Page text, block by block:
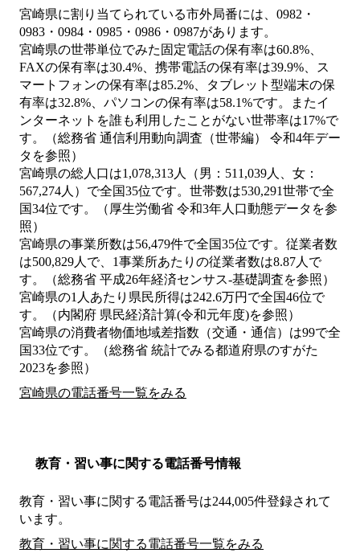
宮崎県に割り当てられている市外局番には、0982・
0983・0984・0985・0986・0987があります。
宮崎県の世帯単位でみた固定電話の保有率は60.8%、
FAXの保有率は30.4%、携帯電話の保有率は39.9%、ス
マートフォンの保有率は85.2%、タブレット型端末の保
有率は32.8%、パソコンの保有率は58.1%です。またイ
ンターネットを誰も利用したことがない世帯率は17%で
す。（総務省 通信利用動向調査（世帯編） 令和4年デー
タを参照）
宮崎県の総人口は1,078,313人（男：511,039人、女：
567,274人）で全国35位です。世帯数は530,291世帯で全
国34位です。（厚生労働省 令和3年人口動態データを参
照）
宮崎県の事業所数は56,479件で全国35位です。従業者数
は500,829人で、1事業所あたりの従業者数は8.87人で
す。（総務省 平成26年経済センサス‐基礎調査を参照）
宮崎県の1人あたり県民所得は242.6万円で全国46位で
す。（内閣府 県民経済計算(令和元年度)を参照）
宮崎県の消費者物価地域差指数（交通・通信）は99で全
国33位です。（総務省 統計でみる都道府県のすがた
2023を参照）
宮崎県の電話番号一覧をみる
教育・習い事に関する電話番号情報
教育・習い事に関する電話番号は244,005件登録されて
います。
教育・習い事に関する電話番号一覧をみる